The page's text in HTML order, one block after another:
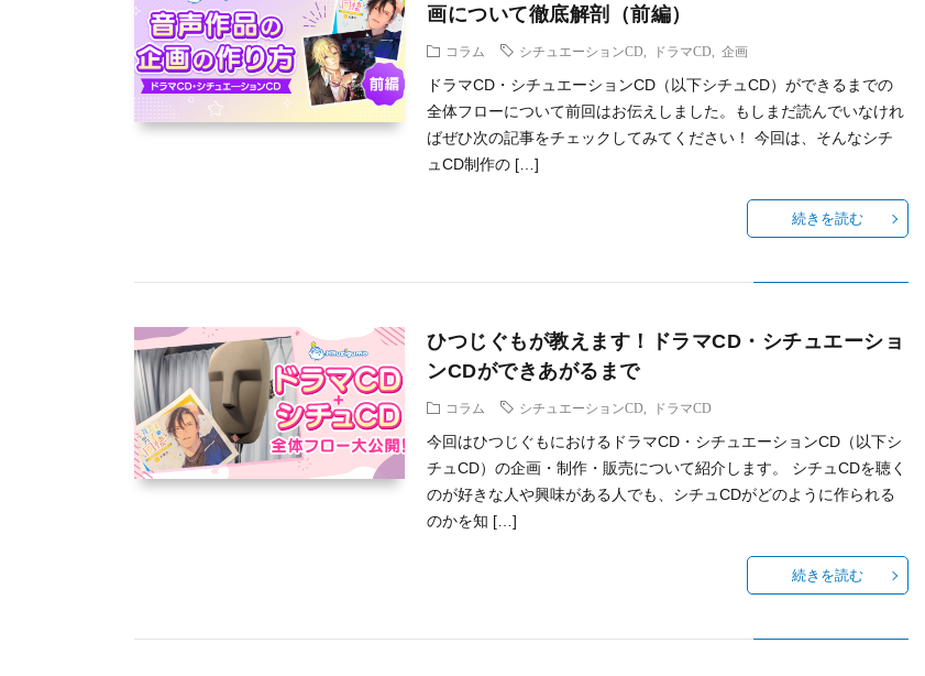
画について徹底解剖（前編）
コラム シチュエーションCD ドラマCD ,企画
ドラマCD・シチュエーションCD（以下シチュCD）ができるまでの
全体フローについて前回はお伝えしました。もしまだ読んでいなけれ
ばぜひ次の記事をチェックしてみてください！ 今回は、そんなシチ
ュCD制作の […]
続きを読む
ひつじぐもが教えます！ドラマCD・シチュエーショ
ンCDができあがるまで
コラム シチュエーションCD ドラマCD
今回はひつじぐもにおけるドラマCD・シチュエーションCD（以下シ
チュCD）の企画・制作・販売について紹介します。 シチュCDを聴く
のが好きな人や興味がある人でも、シチュCDがどのように作られる
のかを知 […]
続きを読む